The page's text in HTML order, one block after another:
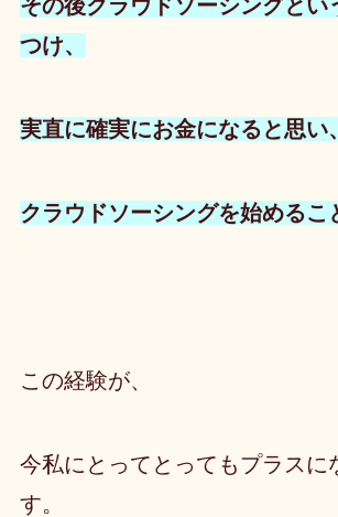
その後クラウドソーシングとい
つけ、
実直に確実にお金になると思い、
クラウドソーシングを始めるこ
この経験が、
今私にとってとってもプラスに
す。